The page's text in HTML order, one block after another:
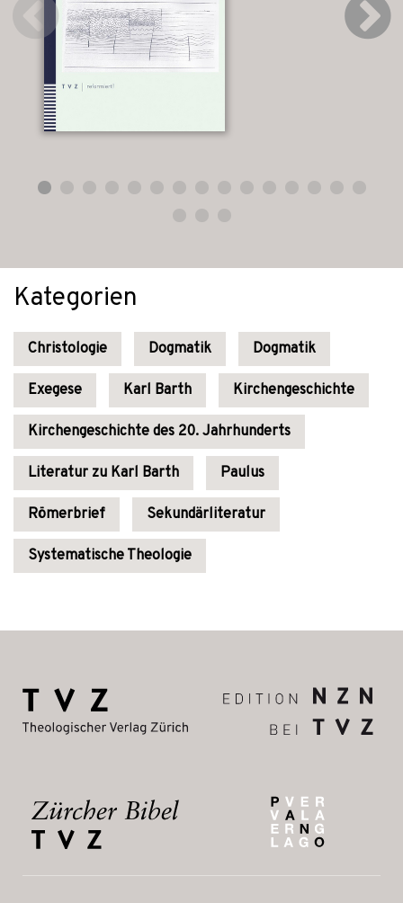
Kategorien
Christologie Dogmatik Dogmatik
Exegese Karl Barth Kirchengeschichte
Kirchengeschichte des 20. Jahrhunderts
Literatur zu Karl Barth Paulus
Römerbrief Sekundärliteratur
Systematische Theologie